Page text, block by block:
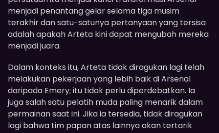
menjadi penantang gelar selama tiga musim
terakhir dan satu-satunya pertanyaan yang tersisa
adalah apakah Arteta kini dapat mengubah mereka
menjadi juara.
Dalam konteks itu, Arteta tidak diragukan lagi telah
melakukan pekerjaan yang lebih baik di Arsenal
daripada Emery; itu tidak perlu diperdebatkan. Ia
juga salah satu pelatih muda paling menarik dalam
permainan saat ini. Jika ia tersedia, tidak diragukan
lagi bahwa tim papan atas lainnya akan tertarik